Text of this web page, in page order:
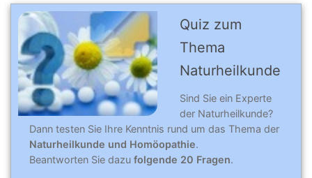
Quiz zum
Thema
Naturheilkunde
Sind Sie ein Experte
der Naturheilkunde?
Dann testen Sie Ihre Kenntnis rund um das Thema der
Naturheilkunde und Homöopathie.
Beantworten Sie dazu folgende 20 Fragen.